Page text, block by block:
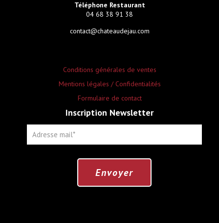
Téléphone Restaurant
04 68 38 91 38
contact@chateaudejau.com
Conditions générales de ventes
Mentions légales / Confidentialités
Formulaire de contact
Inscription Newsletter